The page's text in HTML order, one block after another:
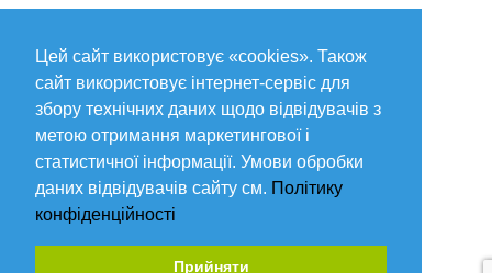
Цей сайт використовує «cookies». Також
сайт використовує інтернет-сервіс для
збору технічних даних щодо відвідувачів з
метою отримання маркетингової і
статистичної інформації. Умови обробки
даних відвідувачів сайту см. Політику
конфіденційності
Прийняти